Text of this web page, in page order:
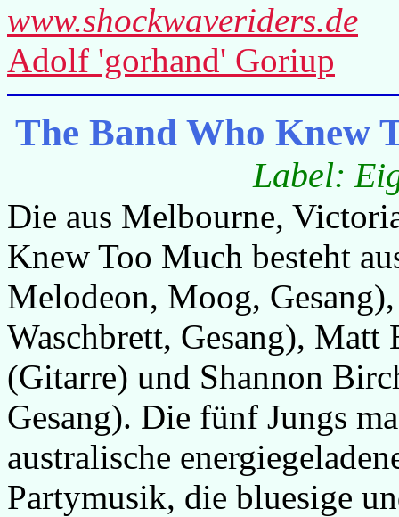
www.shockwaveriders.de
Adolf 'gorhand' Goriup
The Band Who Knew
Label:
Die aus Melbourne,
Knew Too Much besteht
Melodeon, Moog,
Waschbrett, Gesang),
(Gitarre) und Shannon
Gesang). Die fünf Jungs
australische
Partymusik, die bluesige